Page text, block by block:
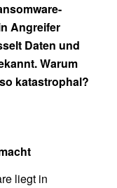
Angreifer
Daten und
Warum
katastrophal?
liegt in